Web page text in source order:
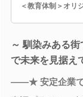
＜教育体制＞オリ
～ 馴染みある
で未来を見据え
――★ 安定企業で